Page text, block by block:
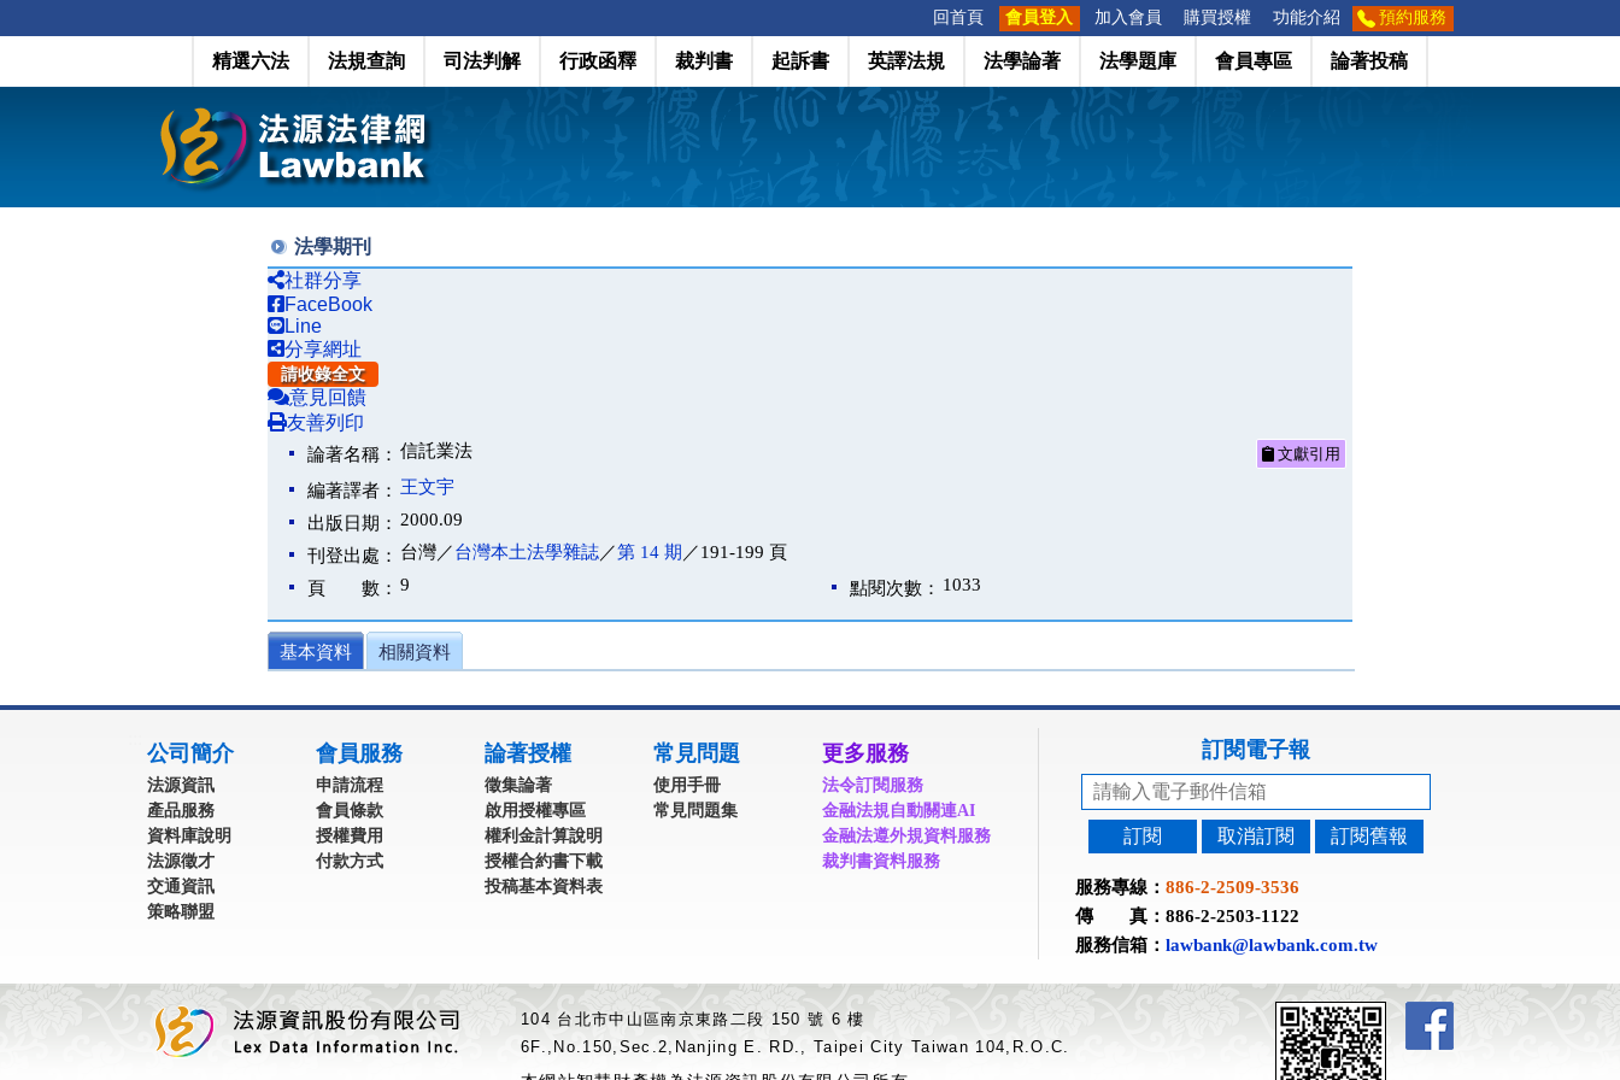
回首頁 會員登入 加入會員 購買授權 功能介紹 預約服務
精選六法 法規查詢 司法判解 行政函釋 裁判書 起訴書 英譯法規 法學論著 法學題庫 會員專區 論著投稿
法學期刊
社群分享
FaceBook
Line
分享網址
請收錄全文
意見回饋
友善列印
論著名稱： 信託業法 文獻引用
編著譯者： 王文宇
出版日期： 2000.09
刊登出處： 台灣／台灣本土法學雜誌／第 14 期 ／191-199 頁
頁 數： 9 點閱次數： 1033
基本資料 相關資料
公司簡介
法源資訊
產品服務
資料庫說明
法源徵才
交通資訊
策略聯盟
會員服務
申請流程
會員條款
授權費用
付款方式
論著授權
徵集論著
啟用授權專區
權利金計算說明
授權合約書下載
投稿基本資料表
常見問題
使用手冊
常見問題集
更多服務
法令訂閱服務
金融法規自動關連AI
金融法遵外規資料服務
裁判書資料服務
訂閱電子報
訂閱 取消訂閱 訂閱舊報
服務專線： 886-2-2509-3536
傳 真：886-2-2503-1122
服務信箱： lawbank@lawbank.com.tw
104 台北市中山區南京東路二段 150 號 6 樓
6F.,No.150,Sec.2,Nanjing E. RD., Taipei City Taiwan 104,R.O.C.